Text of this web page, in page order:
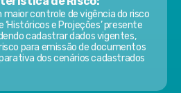
maior controle de vigência do risco
‘Históricos e Projeções’ presente
cadastrar dados vigentes,
para emissão de documentos
dos cenários cadastrados